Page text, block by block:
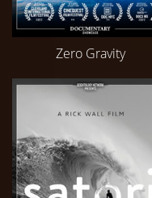
Zero Gravity